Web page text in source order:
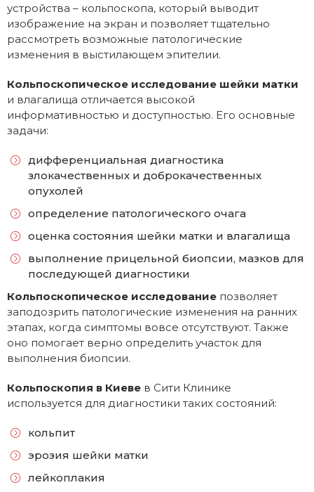
устройства – кольпоскопа, который выводит
изображение на экран и позволяет тщательно
рассмотреть возможные патологические
изменения в выстилающем эпителии.
Кольпоскопическое исследование шейки матки
и влагалища отличается высокой
информативностью и доступностью. Его основные
задачи:
дифференциальная диагностика
злокачественных и доброкачественных
опухолей
определение патологического очага
оценка состояния шейки матки и влагалища
выполнение прицельной биопсии, мазков для
последующей диагностики
Кольпоскопическое исследование позволяет
заподозрить патологические изменения на ранних
этапах, когда симптомы вовсе отсутствуют. Также
оно помогает верно определить участок для
выполнения биопсии.
Кольпоскопия в Киеве в Сити Клинике
используется для диагностики таких состояний:
кольпит
эрозия шейки матки
лейкоплакия